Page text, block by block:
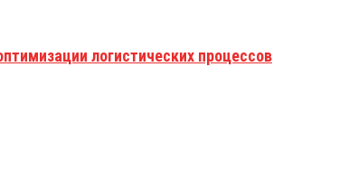
логистических процессов